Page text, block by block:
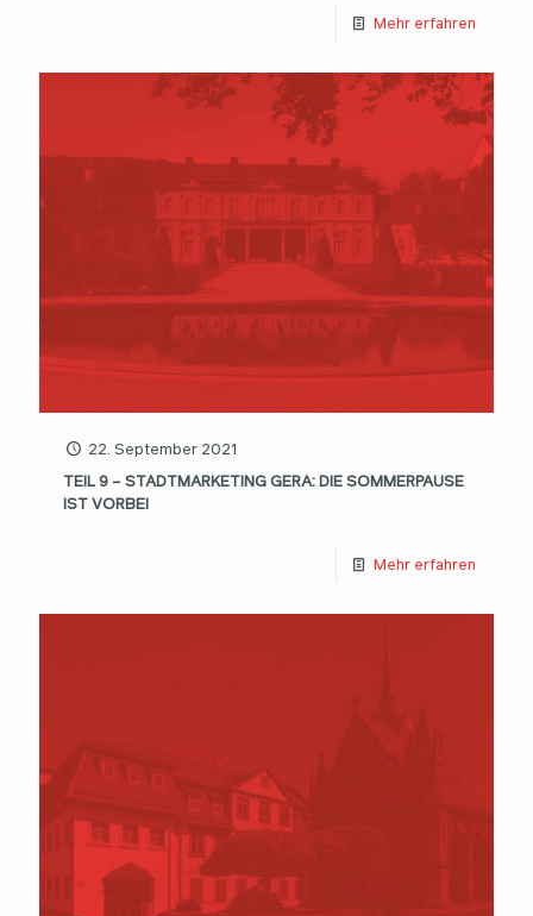
Mehr erfahren
22. September 2021
TEIL 9 – STADTMARKETING GERA: DIE SOMMERPAUSE
IST VORBEI
Mehr erfahren